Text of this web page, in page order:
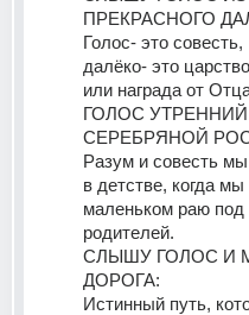
ПРЕКРАСНОГО
Голос- это совесть,
далёко- это
или награда от
ГОЛОС
СЕРЕБРЯНОЙ
Разум и совесть
в детстве, когда
маленьком раю под
родителей.
СЛЫШУ ГОЛОС И
ДОРОГА:
Истинный путь,